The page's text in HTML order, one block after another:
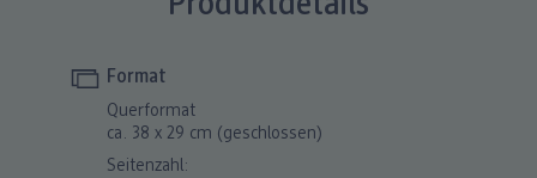
Format
Querformat
ca. 38 x 29 cm (geschlossen)
Seitenzahl: